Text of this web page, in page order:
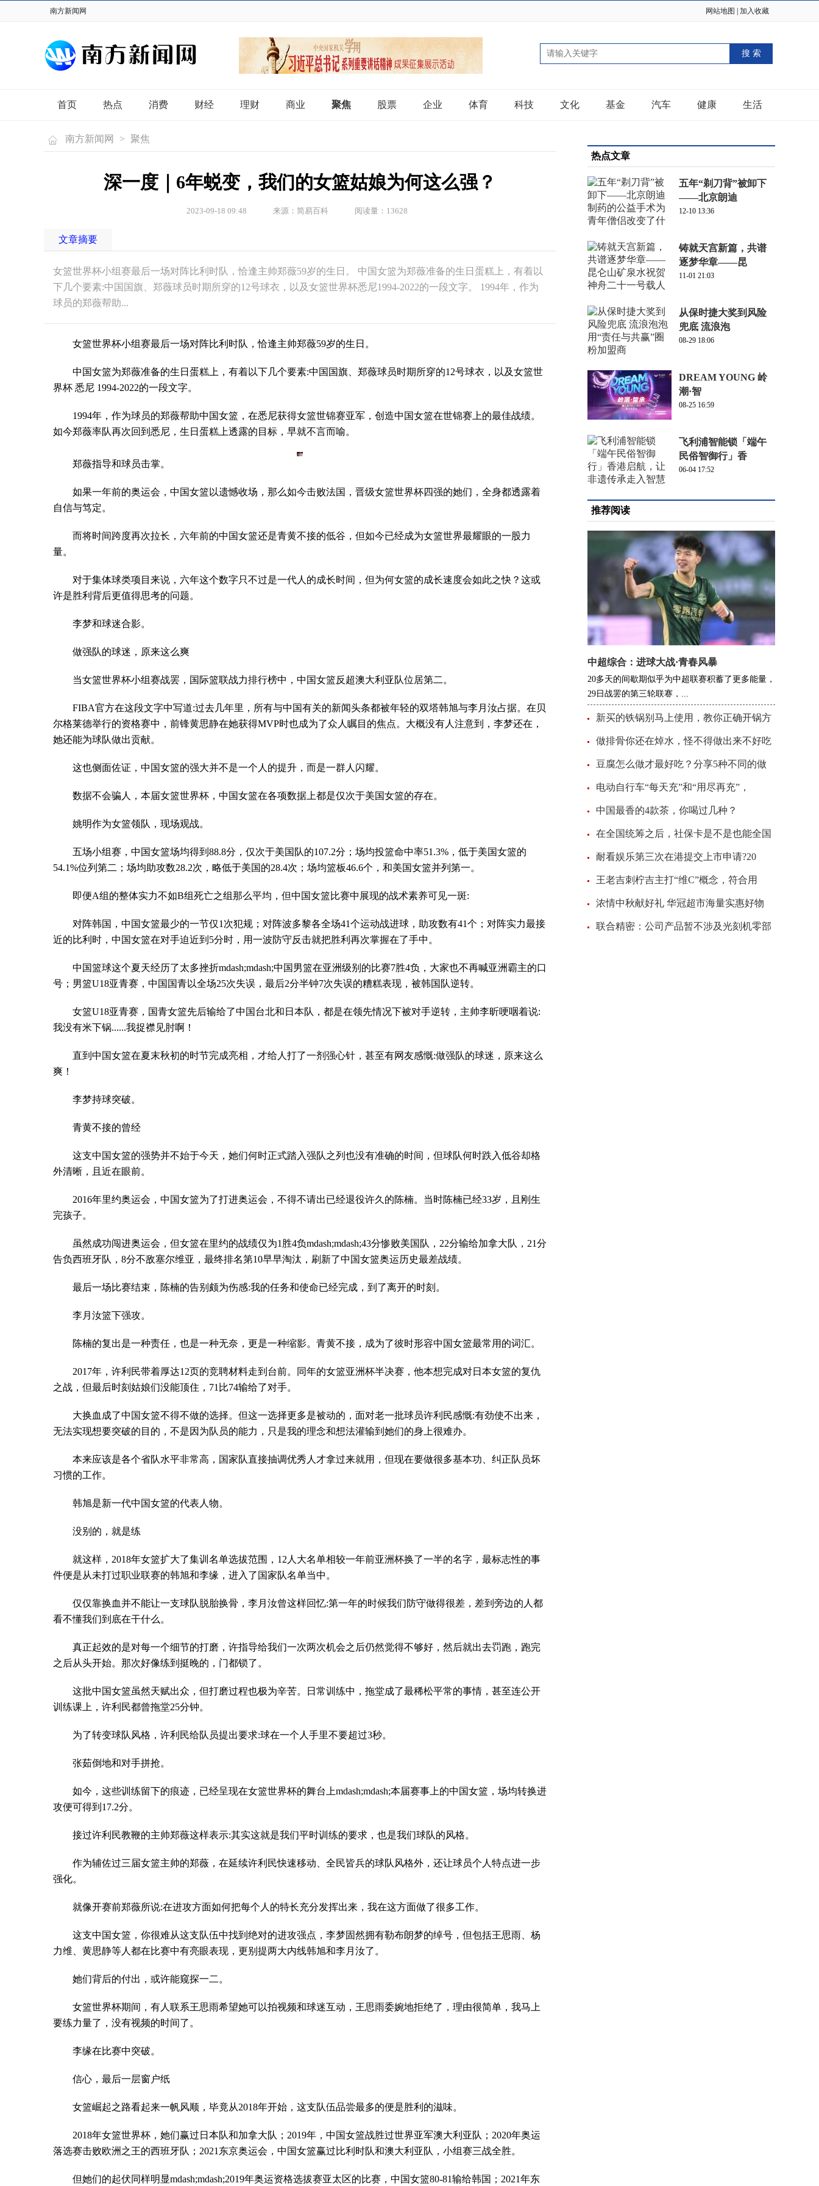
南方新闻网 网站地图 加入收藏
首页 热点 消费 财经 理财 商业 聚焦 股票 企业 体育 科技 文化 基金 汽车 健康 生活
南方新闻网 > 聚焦
深一度｜6年蜕变，我们的女篮姑娘为何这么强？
2023-09-18 09:48 来源：简易百科 阅读量：13628
文章摘要
女篮世界杯小组赛最后一场对阵比利时队，恰逢主帅郑薇59岁的生日。 中国女篮为郑薇准备的生日蛋糕上，有着以
下几个要素:中国国旗、郑薇球员时期所穿的12号球衣，以及女篮世界杯悉尼1994-2022的一段文字。 1994年，作为
球员的郑薇帮助...
女篮世界杯小组赛最后一场对阵比利时队，恰逢主帅郑薇59岁的生日。
中国女篮为郑薇准备的生日蛋糕上，有着以下几个要素:中国国旗、郑薇球员时期所穿的12号球衣，以及女篮世
界杯 悉尼 1994-2022的一段文字。
1994年，作为球员的郑薇帮助中国女篮，在悉尼获得女篮世锦赛亚军，创造中国女篮在世锦赛上的最佳战绩。
如今郑薇率队再次回到悉尼，生日蛋糕上透露的目标，早就不言而喻。
郑薇指导和球员击掌。
如果一年前的奥运会，中国女篮以遗憾收场，那么如今击败法国，晋级女篮世界杯四强的她们，全身都透露着
自信与笃定。
而将时间跨度再次拉长，六年前的中国女篮还是青黄不接的低谷，但如今已经成为女篮世界最耀眼的一股力
量。
对于集体球类项目来说，六年这个数字只不过是一代人的成长时间，但为何女篮的成长速度会如此之快？这或
许是胜利背后更值得思考的问题。
李梦和球迷合影。
做强队的球迷，原来这么爽
当女篮世界杯小组赛战罢，国际篮联战力排行榜中，中国女篮反超澳大利亚队位居第二。
FIBA官方在这段文字中写道:过去几年里，所有与中国有关的新闻头条都被年轻的双塔韩旭与李月汝占据。在贝
尔格莱德举行的资格赛中，前锋黄思静在她获得MVP时也成为了众人瞩目的焦点。大概没有人注意到，李梦还在，
她还能为球队做出贡献。
这也侧面佐证，中国女篮的强大并不是一个人的提升，而是一群人闪耀。
数据不会骗人，本届女篮世界杯，中国女篮在各项数据上都是仅次于美国女篮的存在。
姚明作为女篮领队，现场观战。
五场小组赛，中国女篮场均得到88.8分，仅次于美国队的107.2分；场均投篮命中率51.3%，低于美国女篮的
54.1%位列第二；场均助攻数28.2次，略低于美国的28.4次；场均篮板46.6个，和美国女篮并列第一。
即便A组的整体实力不如B组死亡之组那么平均，但中国女篮比赛中展现的战术素养可见一斑:
对阵韩国，中国女篮最少的一节仅1次犯规；对阵波多黎各全场41个运动战进球，助攻数有41个；对阵实力最接
近的比利时，中国女篮在对手迫近到5分时，用一波防守反击就把胜利再次掌握在了手中。
中国篮球这个夏天经历了太多挫折mdash;mdash;中国男篮在亚洲级别的比赛7胜4负，大家也不再喊亚洲霸主的口
号；男篮U18亚青赛，中国国青以全场25次失误，最后2分半钟7次失误的糟糕表现，被韩国队逆转。
女篮U18亚青赛，国青女篮先后输给了中国台北和日本队，都是在领先情况下被对手逆转，主帅李昕哽咽着说:
我没有米下锅......我捉襟见肘啊！
直到中国女篮在夏末秋初的时节完成亮相，才给人打了一剂强心针，甚至有网友感慨:做强队的球迷，原来这么
爽！
李梦持球突破。
青黄不接的曾经
这支中国女篮的强势并不始于今天，她们何时正式踏入强队之列也没有准确的时间，但球队何时跌入低谷却格
外清晰，且近在眼前。
2016年里约奥运会，中国女篮为了打进奥运会，不得不请出已经退役许久的陈楠。当时陈楠已经33岁，且刚生
完孩子。
虽然成功闯进奥运会，但女篮在里约的战绩仅为1胜4负mdash;mdash;43分惨败美国队，22分输给加拿大队，21分
告负西班牙队，8分不敌塞尔维亚，最终排名第10早早淘汰，刷新了中国女篮奥运历史最差战绩。
最后一场比赛结束，陈楠的告别颇为伤感:我的任务和使命已经完成，到了离开的时刻。
李月汝篮下强攻。
陈楠的复出是一种责任，也是一种无奈，更是一种缩影。青黄不接，成为了彼时形容中国女篮最常用的词汇。
2017年，许利民带着厚达12页的竞聘材料走到台前。同年的女篮亚洲杯半决赛，他本想完成对日本女篮的复仇
之战，但最后时刻姑娘们没能顶住，71比74输给了对手。
大换血成了中国女篮不得不做的选择。但这一选择更多是被动的，面对老一批球员许利民感慨:有劲使不出来，
无法实现想要突破的目的，不是因为队员的能力，只是我的理念和想法灌输到她们的身上很难办。
本来应该是各个省队水平非常高，国家队直接抽调优秀人才拿过来就用，但现在要做很多基本功、纠正队员坏
习惯的工作。
韩旭是新一代中国女篮的代表人物。
没别的，就是练
就这样，2018年女篮扩大了集训名单选拔范围，12人大名单相较一年前亚洲杯换了一半的名字，最标志性的事
件便是从未打过职业联赛的韩旭和李缘，进入了国家队名单当中。
仅仅靠换血并不能让一支球队脱胎换骨，李月汝曾这样回忆:第一年的时候我们防守做得很差，差到旁边的人都
看不懂我们到底在干什么。
真正起效的是对每一个细节的打磨，许指导给我们一次两次机会之后仍然觉得不够好，然后就出去罚跑，跑完
之后从头开始。那次好像练到挺晚的，门都锁了。
这批中国女篮虽然天赋出众，但打磨过程也极为辛苦。日常训练中，拖堂成了最稀松平常的事情，甚至连公开
训练课上，许利民都曾拖堂25分钟。
为了转变球队风格，许利民给队员提出要求:球在一个人手里不要超过3秒。
张茹倒地和对手拼抢。
如今，这些训练留下的痕迹，已经呈现在女篮世界杯的舞台上mdash;mdash;本届赛事上的中国女篮，场均转换进
攻便可得到17.2分。
接过许利民教鞭的主帅郑薇这样表示:其实这就是我们平时训练的要求，也是我们球队的风格。
作为辅佐过三届女篮主帅的郑薇，在延续许利民快速移动、全民皆兵的球队风格外，还让球员个人特点进一步
强化。
就像开赛前郑薇所说:在进攻方面如何把每个人的特长充分发挥出来，我在这方面做了很多工作。
这支中国女篮，你很难从这支队伍中找到绝对的进攻强点，李梦固然拥有勒布朗梦的绰号，但包括王思雨、杨
力维、黄思静等人都在比赛中有亮眼表现，更别提两大内线韩旭和李月汝了。
她们背后的付出，或许能窥探一二。
女篮世界杯期间，有人联系王思雨希望她可以拍视频和球迷互动，王思雨委婉地拒绝了，理由很简单，我马上
要练力量了，没有视频的时间了。
李缘在比赛中突破。
信心，最后一层窗户纸
女篮崛起之路看起来一帆风顺，毕竟从2018年开始，这支队伍品尝最多的便是胜利的滋味。
2018年女篮世界杯，她们赢过日本队和加拿大队；2019年，中国女篮战胜过世界亚军澳大利亚队；2020年奥运
落选赛击败欧洲之王的西班牙队；2021东京奥运会，中国女篮赢过比利时队和澳大利亚队，小组赛三战全胜。
但她们的起伏同样明显mdash;mdash;2019年奥运资格选拔赛亚太区的比赛，中国女篮80-81输给韩国；2021年东
热点文章
五年“剃刀背”被卸下
——北京朗迪
12-10 13:36
铸就天宫新篇，共谱
逐梦华章——昆
11-01 21:03
从保时捷大奖到风险
兜底 流浪泡
08-29 18:06
DREAM YOUNG 岭
潮·智
08-25 16:59
飞利浦智能锁「端午
民俗智御行」香
06-04 17:52
推荐阅读
中超综合：进球大战·青春风暴
20多天的间歇期似乎为中超联赛积蓄了更多能量，
29日战罢的第三轮联赛，...
新买的铁锅别马上使用，教你正确开锅方
做排骨你还在焯水，怪不得做出来不好吃
豆腐怎么做才最好吃？分享5种不同的做
电动自行车“每天充”和“用尽再充”，
中国最香的4款茶，你喝过几种？
在全国统筹之后，社保卡是不是也能全国
耐看娱乐第三次在港提交上市申请?20
王老吉刺柠吉主打“维C”概念，符合用
浓情中秋献好礼 华冠超市海量实惠好物
联合精密：公司产品暂不涉及光刻机零部